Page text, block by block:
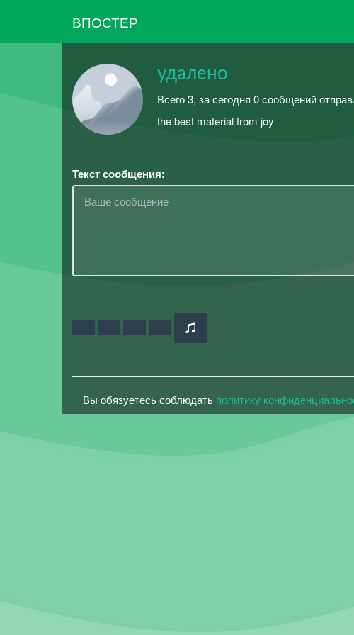
ВПОСТЕР
удалено
Всего 3, за сегодня 0 сообщений
the best material from joy
Текст сообщения:
Вы обязуетесь соблюдать политику